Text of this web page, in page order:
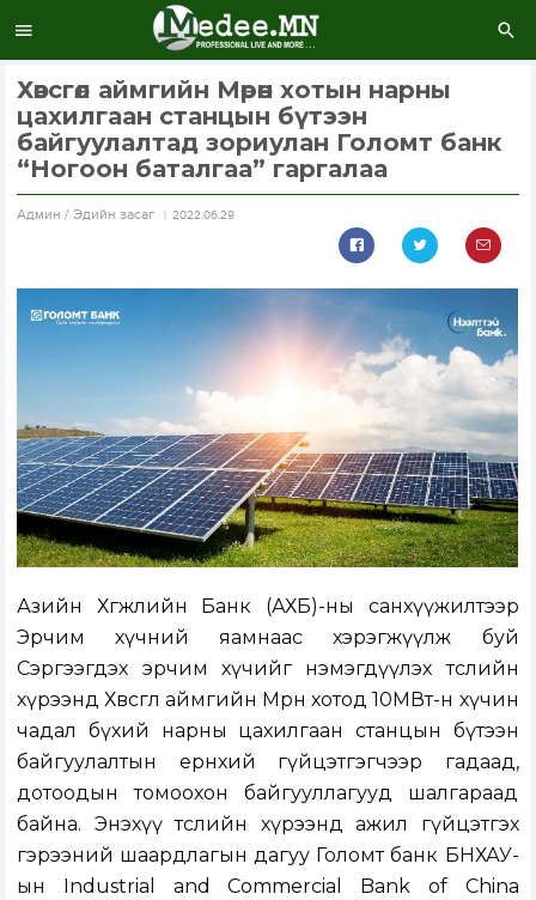
Хөвсгөл аймгийн Мөрөн хотын нарны
цахилгаан станцын бүтээн
байгуулалтад зориулан Голомт банк
“Ногоон баталгаа” гаргалаа
Aдмин / Эдийн засаг 2022.06.29
Азийн Хөгжлийн Банк (АХБ)-ны санхүүжилтээр
Эрчим хүчний яамнаас хэрэгжүүлж буй
Сэргээгдэх эрчим хүчийг нэмэгдүүлэх төслийн
хүрээнд Хөвсгөл аймгийн Мөрөн хотод 10МВт-н хүчин
чадал бүхий нарны цахилгаан станцын бүтээн
байгуулалтын ерөнхий гүйцэтгэгчээр гадаад,
дотоодын томоохон байгууллагууд шалгараад
байна. Энэхүү төслийн хүрээнд ажил гүйцэтгэх
гэрээний шаардлагын дагуу Голомт банк БНХАУ-
ын
Industrial and Commercial Bank of China